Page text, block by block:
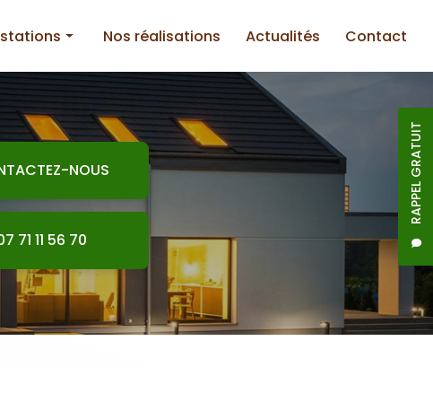
RAPPEL GRATUIT
Nos réalisations Actualités Contact
NOUS
71 11 56 70